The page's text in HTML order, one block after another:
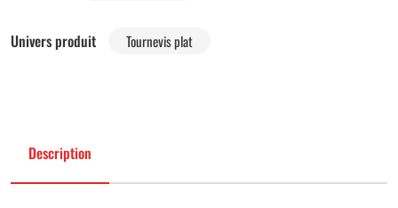
Univers produit Tournevis plat
Description